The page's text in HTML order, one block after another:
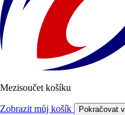
Mezisoučet košíku
Zobrazit můj košík Pokračovat